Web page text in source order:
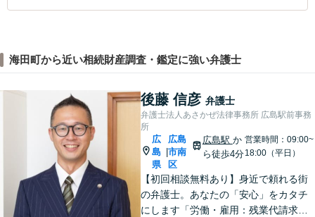
海田町から近い相続財産調査・鑑定に強い弁護士
後藤 信彦 弁護士
弁護士法人あさかぜ法律事務所 広島駅前事務
所
広
島
県
広島
市南
区
広島駅 か
ら徒歩4分
営業時間：09:00~
18:00（平日）
【初回相談無料あり】身近で頼れる街
の弁護士。あなたの「安心」をカタチ
にします「労働・雇用：残業代請求、